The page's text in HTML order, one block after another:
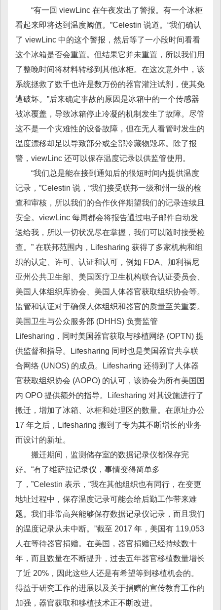
“有一回 viewLinc 在午夜发出了警报。有一个冰柜
看起来即将达到温度阈值。”Celestin 说道。“我们确认
了 viewLinc 中的这个警报，然后等了一小段时间看看
这个冰箱是否会重置。但结果它并未重置，所以我们用
了整晚时间将材料转移到其他冰柜。在这次意外中，该
系统拯救了数千也许是数万份的器官灌注试剂，使其免
遭破坏。”后来确定事故的原因是冰箱中的一个传感器
被冰覆盖，导致冰箱停止冷凝的机制发生了故障。尽管
这不是一个灾难性的设备故障，但在无人看管时发生的
温度漂移却足以导致部分或全部冷藏物毁坏。除了报
警，viewLinc 还可以保存温度记录以供监管使用。
“我们总是能在接到通知后的很短时间内提供温度
记录，”Celestin 说，“我们接受联邦一级和州一级的检
查和审核，所以我们的合作伙伴期望我们的记录连续且
安全。viewLinc 每周都会将报告通过电子邮件自动发
送给我，所以一切状况尽在掌握，我们可以随时接受检
查。” 在联邦范围内，Lifesharing 获得了多家机构和组
织的认定、许可、认证和认可，例如 FDA、加利福尼
亚州公共卫生部、美国医疗卫生机构联合认证委员会、
美国人体组织库协会、美国人体器官获取组织协会等。
监管和认证对于确保人体组织和器官的质量至关重要。
美国卫生与公众服务部 (DHHS) 负责监管
Lifesharing，同时美国器官获取与移植网络 (OPTN) 提
供监督和指导。Lifesharing 同时也是美国器官共享联
合网络 (UNOS) 的成员。Lifesharing 还得到了人体器
官获取组织协会 (AOPO) 的认可，该协会为所有美国国
内 OPO 提供额外的指导。Lifesharing 对其设施进行了
搬迁，增加了冰箱、冰柜和处理区的数量。在原址办公
17 年之后，Lifesharing 搬到了专为其不断增长的业务
而设计的新址。
搬迁期间，监测储存室的数据记录仪都保存完
好。“有了维萨拉记录仪，事情变得简单多
了，”Celestin 表示，“我在其他组织也有同行，在变更
地址过程中，保存温度记录可能会给后勤工作带来难
题。我们非常高兴能够保存数据记录仪记录，而且我们
的温度记录从未中断。”截至 2017 年，美国有 119,053
人在等待器官捐赠。在美国，器官捐赠已经持续数十
年，而且数量在不断提升，过去五年器官移植数量增长
了近 20%，因此这些人还是有希望等到移植机会的。
得益于研究工作的进展以及关于捐赠的宣传教育工作的
加强，器官获取和移植技术正不断改进。